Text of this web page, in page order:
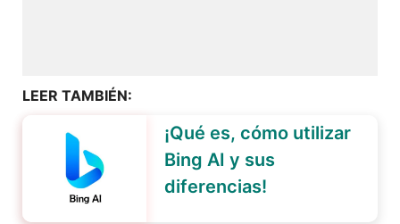
LEER TAMBIÉN:
¡Qué es, cómo utilizar
Bing AI y sus
diferencias!